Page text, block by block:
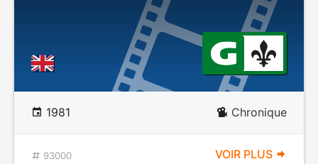
1981 Chronique
93000 VOIR PLUS